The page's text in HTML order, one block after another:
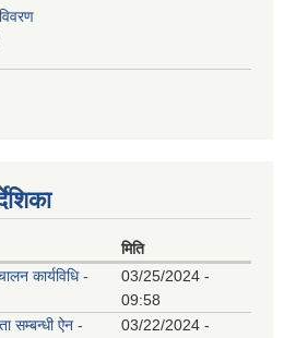
मिति
कार्यविधि -
03/25/2024 -
09:58
सम्बन्धी ऐन -
03/22/2024 -